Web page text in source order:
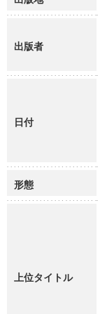
出版者
日付
形態
上位タイトル